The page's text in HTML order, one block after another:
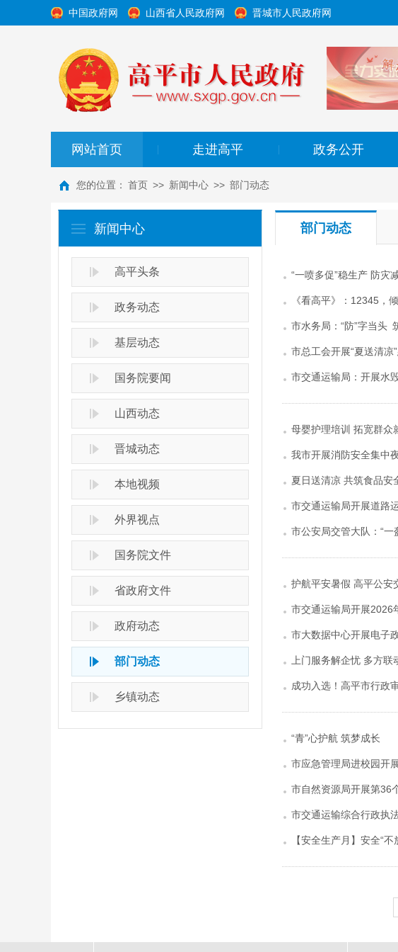
中国政府网 山西省人民政府网 晋城市人民政府网
网站首页 走进高平 政务公开
您的位置： 首页 >> 新闻中心 >> 部门动态
新闻中心
高平头条
政务动态
基层动态
国务院要闻
山西动态
晋城动态
本地视频
外界视点
国务院文件
省政府文件
政府动态
部门动态
乡镇动态
部门动态
“一喷多促”稳生产 防灾
《看高平》：12345，
市水务局：“防”字当头
市总工会开展“夏送清凉
市交通运输局：开展水
母婴护理培训 拓宽群众
我市开展消防安全集中
夏日送清凉 共筑食品安
市交通运输局开展道路
市公安局交管大队：“一
护航平安暑假 高平公安
市交通运输局开展2026
市大数据中心开展电子
上门服务解企忧 多方联
成功入选！高平市行政
“青”心护航 筑梦成长
市应急管理局进校园开
市自然资源局开展第36
市交通运输综合行政执
【安全生产月】安全“